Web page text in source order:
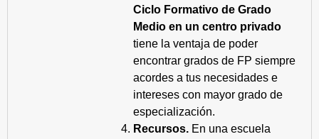
Ciclo Formativo de Grado
Medio en un centro privado
tiene la ventaja de poder
encontrar grados de FP siempre
acordes a tus necesidades e
intereses con mayor grado de
especialización.
Recursos. En una escuela